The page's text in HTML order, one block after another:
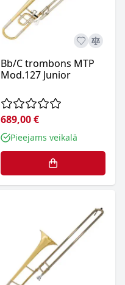
Bb/C trombons MTP
Mod.127 Junior
689,00 €
Pieejams veikalā